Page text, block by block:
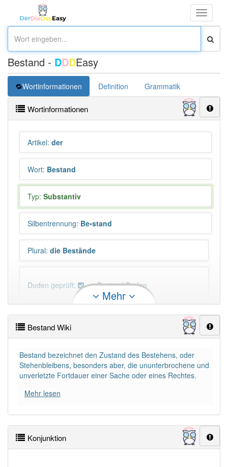
Toggle
Bestand - DDDEasy
Wortinformationen Definition Grammatik
Wortinformationen
Artikel: der
Wort: Bestand
Typ: Substantiv
Silbentrennung: Be•stand
Plural: die Bestände
Duden geprüft: Bestand Duden
×
Wörter, die mit "-tand" enden, haben fast immer
DER:356
DIE: 0
DAS:0
PowerIndex:1 021
Häufigkeit: 6 von 10
Mehr
Bestand Wiki
Bestand bezeichnet den Zustand des Bestehens, oder
Stehenbleibens, besonders aber, die ununterbrochene und
unverletzte Fortdauer einer Sache oder eines Rechtes.
Mehr lesen
Konjunktion